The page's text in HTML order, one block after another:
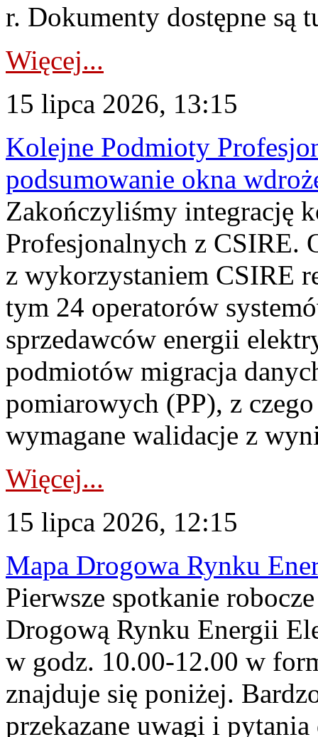
r. Dokumenty dostępne są
Więcej...
15 lipca 2026, 13:15
Kolejne Podmioty
podsumowanie okna
Zakończyliśmy integrację
Profesjonalnych z CSIRE.
z wykorzystaniem CSIRE
tym 24 operatorów
sprzedawców energii
podmiotów migracja
pomiarowych (PP), z
wymagane walidacje z
Więcej...
15 lipca 2026, 12:15
Mapa Drogowa Rynku
Pierwsze spotkanie
Drogową Rynku Energii
w godz. 10.00-12.00 w
znajduje się poniżej.
przekazane uwagi i